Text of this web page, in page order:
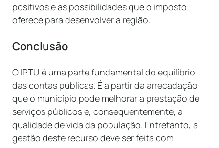
positivos e as possibilidades que o imposto
oferece para desenvolver a região.
Conclusão
O IPTU é uma parte fundamental do equilíbrio
das contas públicas. É a partir da arrecadação
que o município pode melhorar a prestação de
serviços públicos e, consequentemente, a
qualidade de vida da população. Entretanto, a
gestão deste recurso deve ser feita com